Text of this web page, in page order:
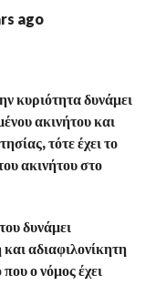
ago
κυριότητα δυνάμει
ακινήτου και
τότε έχει το
ακινήτου στο
δυνάμει
αδιαφιλονίκητη
ο νόμος έχει